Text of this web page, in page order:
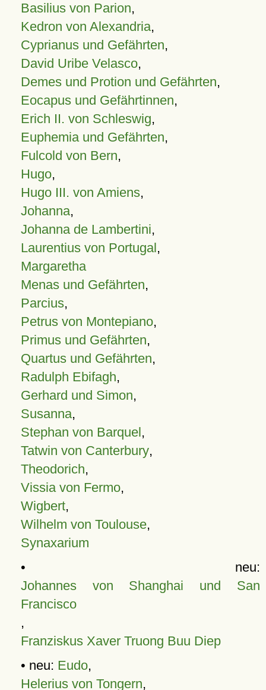
Basilius von Parion,
Kedron von Alexandria,
Cyprianus und Gefährten,
David Uribe Velasco,
Demes und Protion und Gefährten,
Eocapus und Gefährtinnen,
Erich II. von Schleswig,
Euphemia und Gefährten,
Fulcold von Bern,
Hugo,
Hugo III. von Amiens,
Johanna,
Johanna de Lambertini,
Laurentius von Portugal,
Margaretha
Menas und Gefährten,
Parcius,
Petrus von Montepiano,
Primus und Gefährten,
Quartus und Gefährten,
Radulph Ebifagh,
Gerhard und Simon,
Susanna,
Stephan von Barquel,
Tatwin von Canterbury,
Theodorich,
Vissia von Fermo,
Wigbert,
Wilhelm von Toulouse,
Synaxarium
• neu:
Johannes von Shanghai und San
Francisco
,
Franziskus Xaver Truong Buu Diep
• neu: Eudo,
Helerius von Tongern,